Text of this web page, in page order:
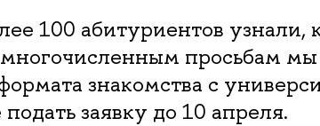
100 абитуриентов узнали,
просьбам мы
знакомства с
заявку до 10 апреля.